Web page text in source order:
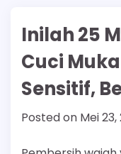
Inilah 25
Cuci
Sensitif,
Posted on Mei 23,